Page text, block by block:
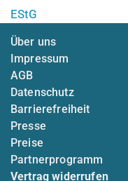
EStG
Über uns
Impressum
AGB
Datenschutz
Barrierefreiheit
Presse
Preise
Partnerprogramm
Vertrag widerrufen